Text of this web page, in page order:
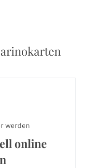
werden
online